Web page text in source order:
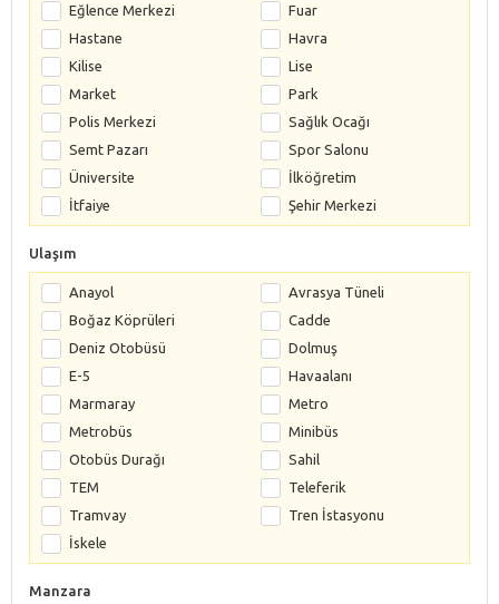
Eğlence Merkezi
Fuar
Hastane
Havra
Kilise
Lise
Market
Park
Polis Merkezi
Sağlık Ocağı
Semt Pazarı
Spor Salonu
Üniversite
İlköğretim
İtfaiye
Şehir Merkezi
Ulaşım
Anayol
Avrasya Tüneli
Boğaz Köprüleri
Cadde
Deniz Otobüsü
Dolmuş
E-5
Havaalanı
Marmaray
Metro
Metrobüs
Minibüs
Otobüs Durağı
Sahil
TEM
Teleferik
Tramvay
Tren İstasyonu
İskele
Manzara